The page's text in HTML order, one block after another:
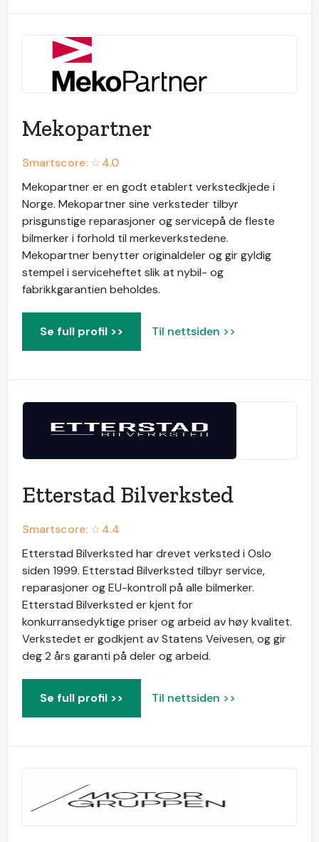
Mekopartner
Smartscore: ☆4.0
Mekopartner er en godt etablert verkstedkjede i
Norge. Mekopartner sine verksteder tilbyr
prisgunstige reparasjoner og servicepå de fleste
bilmerker i forhold til merkeverkstedene.
Mekopartner benytter originaldeler og gir gyldig
stempel i serviceheftet slik at nybil- og
fabrikkgarantien beholdes.
Se full profil >> Til nettsiden >>
Etterstad Bilverksted
Smartscore: ☆4.4
Etterstad Bilverksted har drevet verksted i Oslo
siden 1999. Etterstad Bilverksted tilbyr service,
reparasjoner og EU-kontroll på alle bilmerker.
Etterstad Bilverksted er kjent for
konkurransedyktige priser og arbeid av høy kvalitet.
Verkstedet er godkjent av Statens Veivesen, og gir
deg 2 års garanti på deler og arbeid.
Se full profil >> Til nettsiden >>